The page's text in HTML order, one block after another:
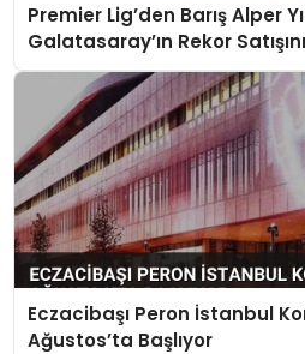
Premier Lig’den Barış Alper
Galatasaray’ın Rekor
Eczacibaşı Peron İstanbul
Ağustos’ta Başlıyor